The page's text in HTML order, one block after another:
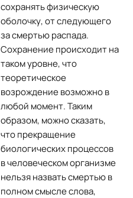
сохранять физическую
оболочку, от следующего
за смертью распада.
Сохранение происходит на
таком уровне, что
теоретическое
возрождение возможно в
любой момент. Таким
образом, можно сказать,
что прекращение
биологических процессов
в человеческом организме
нельзя назвать смертью в
полном смысле слова,